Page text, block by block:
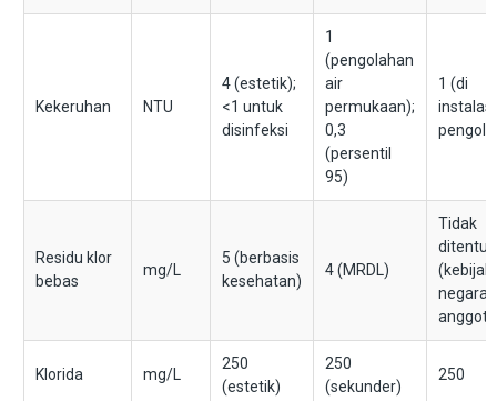
Kekeruhan NTU
4 (estetik);
<1 untuk
disinfeksi
1
(pengolahan
air
permukaan);
0,3
(persentil
95)
1 (di
instalasi
Residu klor
bebas
mg/L
5 (berbasis
kesehatan)
4 (MRDL)
Tidak
negara
Klorida mg/L
250
(estetik)
250
(sekunder)
250